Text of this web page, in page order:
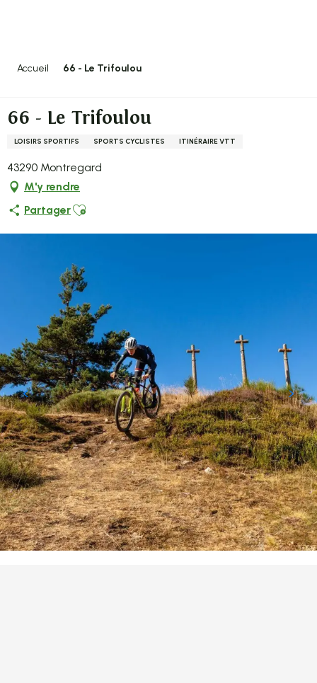
Accueil 66 - Le Trifoulou
66 - Le Trifoulou
LOISIRS SPORTIFS SPORTS CYCLISTES ITINÉRAIRE VTT
43290 Montregard
M'y rendre
PartagerAjouter aux favoris